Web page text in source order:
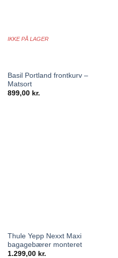
IKKE PÅ LAGER
Basil Portland frontkurv –
Matsort
899,00 kr.
Thule Yepp Nexxt Maxi
bagagebærer monteret
1.299,00 kr.